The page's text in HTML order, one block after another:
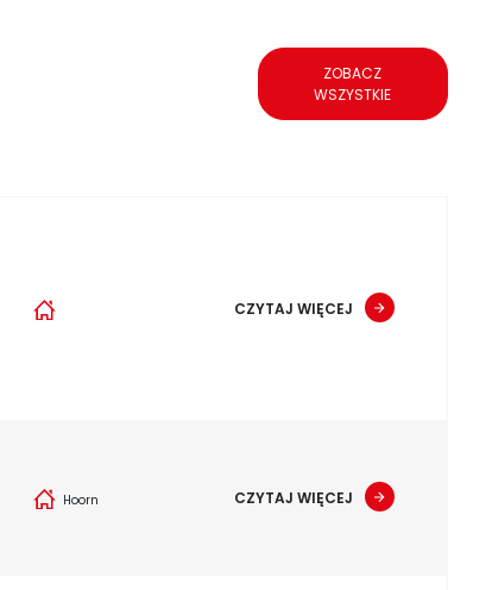
ZOBACZ
WSZYSTKIE
CZYTAJ WIĘCEJ
Hoorn CZYTAJ WIĘCEJ